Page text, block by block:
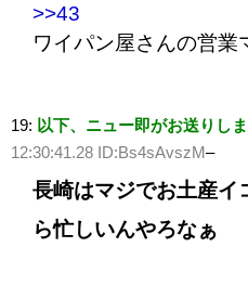
>>43
ワイパン屋さんの営業
19: 以下、ニュー即がお送りしま
12:30:41.28 ID:Bs4sAvszM–
長崎はマジでお土産イ
ら忙しいんやろなぁ